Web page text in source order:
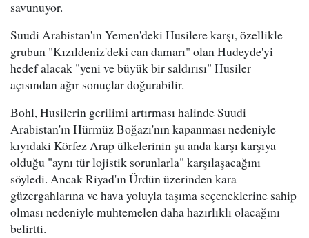
savunuyor.
Suudi Arabistan'ın Yemen'deki Husilere karşı, özellikle
grubun "Kızıldeniz'deki can damarı" olan Hudeyde'yi
hedef alacak "yeni ve büyük bir saldırısı" Husiler
açısından ağır sonuçlar doğurabilir.
Bohl, Husilerin gerilimi artırması halinde Suudi
Arabistan'ın Hürmüz Boğazı'nın kapanması nedeniyle
kıyıdaki Körfez Arap ülkelerinin şu anda karşı karşıya
olduğu "aynı tür lojistik sorunlarla" karşılaşacağını
söyledi. Ancak Riyad'ın Ürdün üzerinden kara
güzergahlarına ve hava yoluyla taşıma seçeneklerine sahip
olması nedeniyle muhtemelen daha hazırlıklı olacağını
belirtti.